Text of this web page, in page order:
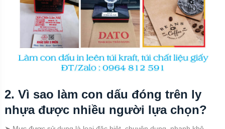
2. Vì sao làm con dấu đóng trên ly
nhựa được nhiều người lựa chọn?